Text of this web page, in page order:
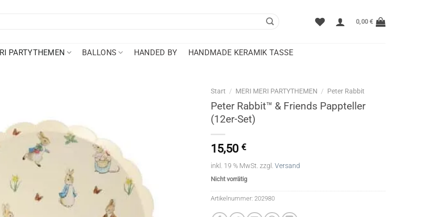
0,00€
PARTYTHEMEN BALLONS HANDED BY HANDMADE KERAMIK TASSE
Start / MERI MERI PARTYTHEMEN / Peter Rabbit
Peter Rabbit™ & Friends Pappteller
(12er-Set)
15,50 €
inkl. 19 % MwSt. zzgl. Versand
Nicht vorrätig
Artikelnummer: 202980